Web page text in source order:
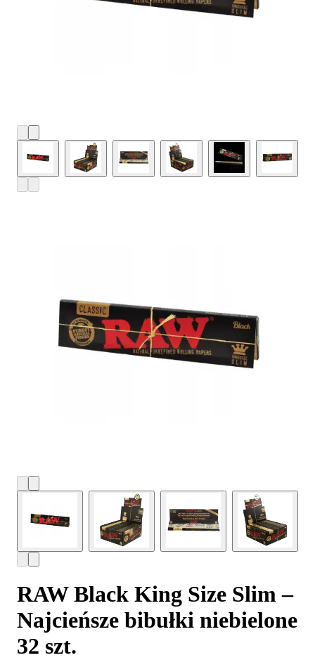
RAW Black King Size Slim –
Najcieńsze bibułki niebielone
32 szt.